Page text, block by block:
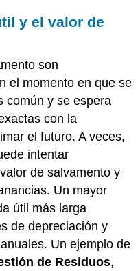
y el valor de
son
el momento en que se
común y se espera
con la
el futuro. A veces,
intentar
de salvamento y
Un mayor
útil más larga
de depreciación y
Un ejemplo de
de Residuos,